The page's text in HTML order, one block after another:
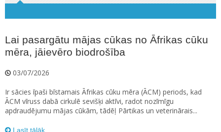
Lai pasargātu mājas cūkas no Āfrikas cūku
mēra, jāievēro biodrošība
03/07/2026
Ir sācies īpaši bīstamais Āfrikas cūku mēra (ĀCM) periods, kad
ĀCM vīruss dabā cirkulē sevišķi aktīvi, radot nozīmīgu
apdraudējumu mājas cūkām, tādēļ Pārtikas un veterinārais...
Lasīt tālāk